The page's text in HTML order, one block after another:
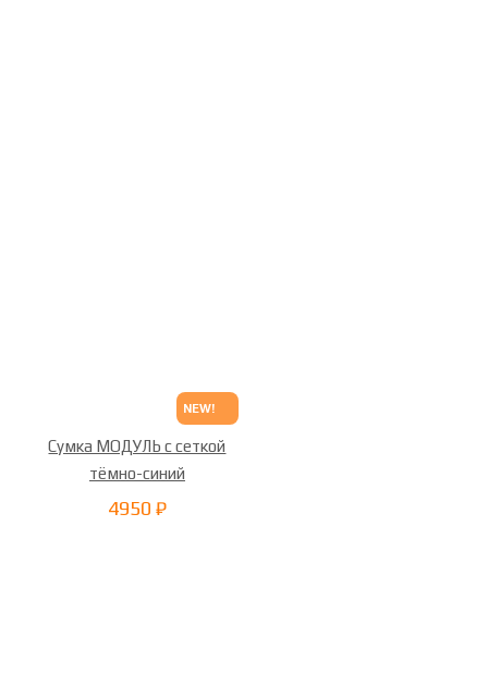
NEW!
Сумка МОДУЛЬ с сеткой
тёмно-синий
4950 ₽